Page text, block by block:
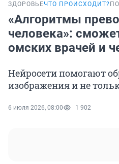
ЗДОРОВЬЕЧТО ПРОИСХОДИТ?
«Алгоритмы
человека»:
омских врачей и
Нейросети помогают
изображения и не
6 июля 2026, 08:00 1 902